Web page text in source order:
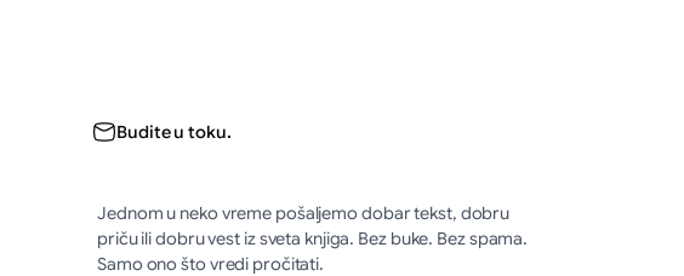
Budite u toku.
Jednom u neko vreme pošaljemo dobar tekst, dobru
priču ili dobru vest iz sveta knjiga. Bez buke. Bez spama.
Samo ono što vredi pročitati.